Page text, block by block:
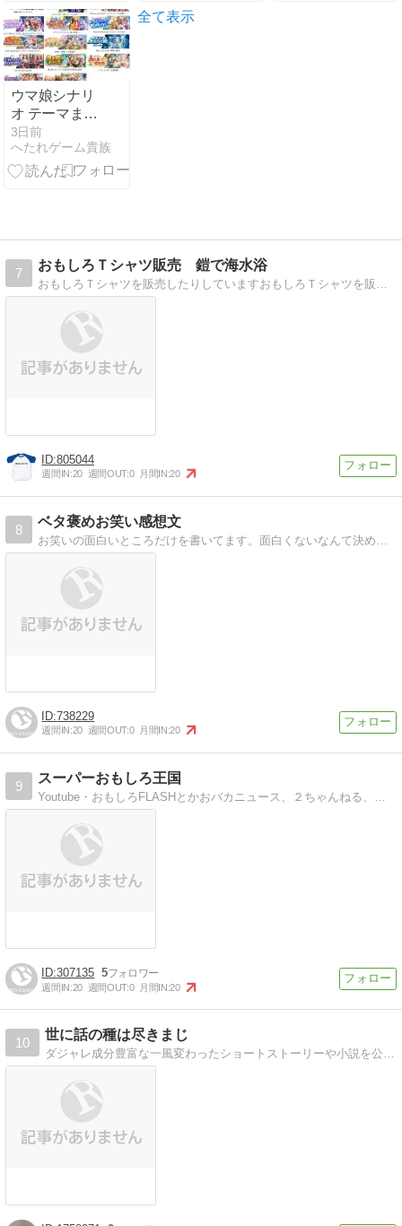
ウマ娘シナリ
オ テーマまと
め
3日前
へたれゲーム貴族
全て表示
7
おもしろＴシャツ販売 鎧で海水浴
おもしろＴシャツを販売したりしていますおもしろＴシャツを販売したり、他にもなんだかんだしています。
805044
週間IN:20 週間OUT:0 月間IN:20
8
ベタ褒めお笑い感想文
お笑いの面白いところだけを書いてます。面白くないなんて決めつけはよくないですから。食わず嫌いはしませんよ。
738229
週間IN:20 週間OUT:0 月間IN:20
9
スーパーおもしろ王国
Youtube・おもしろFLASHとかおバカニュース、２ちゃんねる、無料ゲーム攻略、なんかです。
307135 5
週間IN:20 週間OUT:0 月間IN:20
10
世に話の種は尽きまじ
ダジャレ成分豊富な一風変わったショートストーリーや小説を公開中。人とは違うオンリーワンの話を目指しています。